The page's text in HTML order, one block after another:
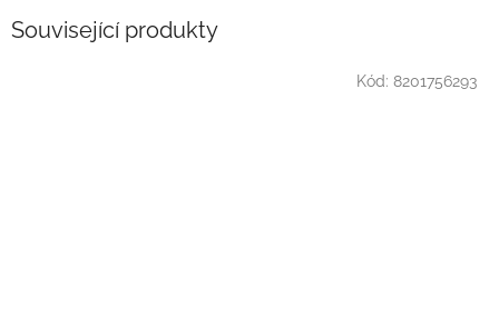
Související produkty
Kód: 8201756293